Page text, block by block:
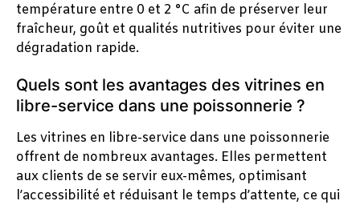
température entre 0 et 2 °C afin de préserver leur
fraîcheur, goût et qualités nutritives pour éviter une
dégradation rapide.
Quels sont les avantages des vitrines en
libre-service dans une poissonnerie ?
Les vitrines en libre-service dans une poissonnerie
offrent de nombreux avantages. Elles permettent
aux clients de se servir eux-mêmes, optimisant
l’accessibilité et réduisant le temps d’attente, ce qui